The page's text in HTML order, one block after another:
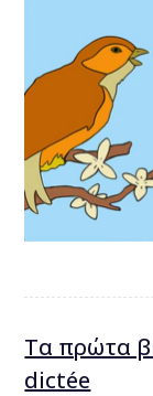
Τα πρώτα
dictée